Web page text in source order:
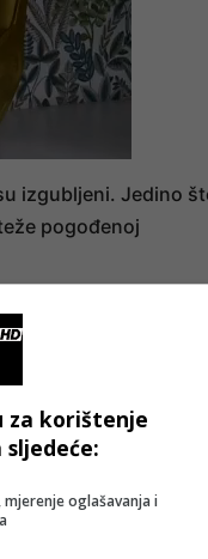
izgubljeni. Jedino
pogođenoj
godina, izazvao je
malu dubinu od
jer je
Ujedinjeni
za korištenje
oglašavanja i